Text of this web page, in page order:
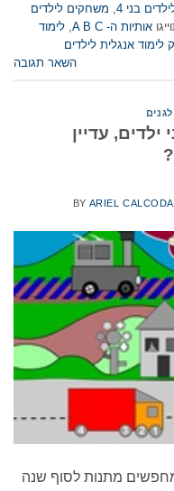
בני 4
משחקים לילדים
אותיות ה- A B C
לימוד
אנגלית לילדים
השאר תגובה
עדיין
BY ARIEL CALCODA
מתנות לסוף שנה